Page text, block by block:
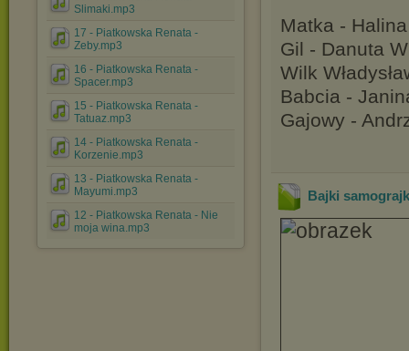
Slimaki.mp3
17 - Piatkowska Renata -
Zeby.mp3
16 - Piatkowska Renata -
Spacer.mp3
15 - Piatkowska Renata -
Tatuaz.mp3
14 - Piatkowska Renata -
Korzenie.mp3
13 - Piatkowska Renata -
Mayumi.mp3
12 - Piatkowska Renata - Nie
moja wina.mp3
Matka -
Gil - Danuta
Wilk
Babcia -
Gajowy -
Bajki